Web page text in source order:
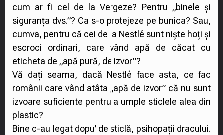
cum ar fi cel de la Vergeze? Pentru „binele și
siguranța dvs.”? Ca s-o protejeze pe bunica? Sau,
cumva, pentru că cei de la Nestlé sunt niște hoți și
escroci ordinari, care vând apă de căcat cu
eticheta de „apă pură, de izvor”?
Vă dați seama, dacă Nestlé face asta, ce fac
românii care vând atâta „apă de izvor” că nu sunt
izvoare suficiente pentru a umple sticlele alea din
plastic?
Bine c-au legat dopu’ de sticlă, psihopații dracului.